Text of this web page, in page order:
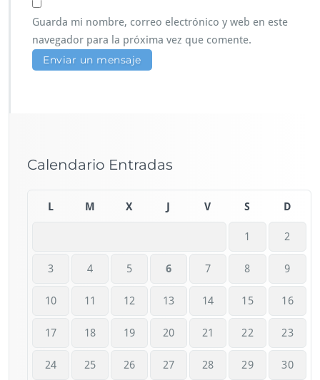
Guarda mi nombre, correo electrónico y web en este
navegador para la próxima vez que comente.
Calendario Entradas
L M X V S D
1 2
3 4 5 6 7 8 9
10 11 12 13 14 15 16
17 18 19 20 21 22 23
24 25 26 27 28 29 30